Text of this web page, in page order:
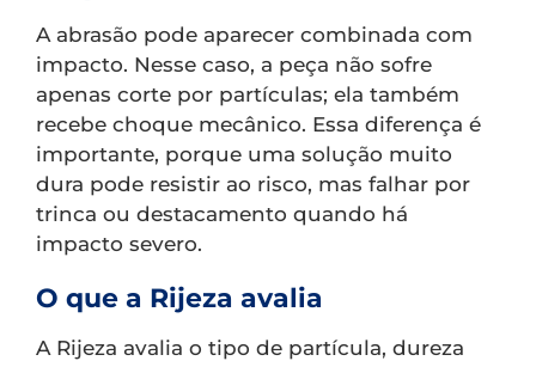
A abrasão pode aparecer combinada com
impacto. Nesse caso, a peça não sofre
apenas corte por partículas; ela também
recebe choque mecânico. Essa diferença é
importante, porque uma solução muito
dura pode resistir ao risco, mas falhar por
trinca ou destacamento quando há
impacto severo.
O que a Rijeza avalia
A Rijeza avalia o tipo de partícula, dureza